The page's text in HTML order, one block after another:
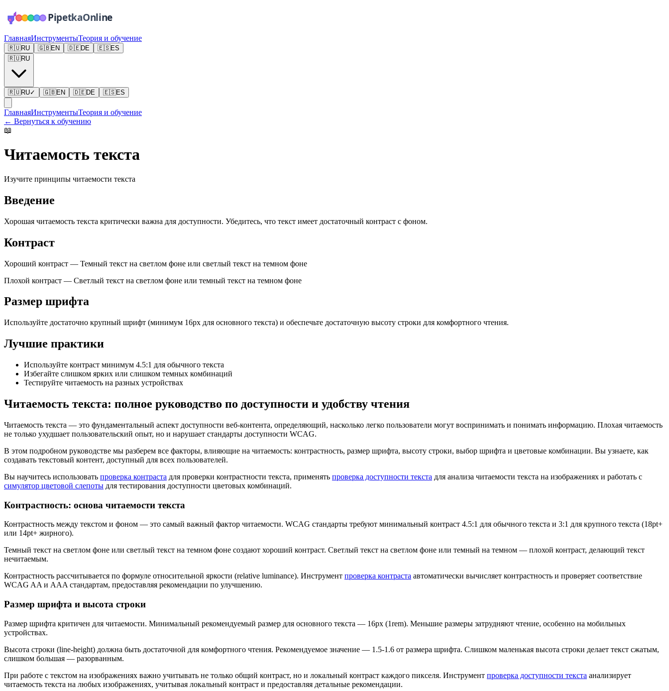
ГлавнаяИнструментыТеория и обучение
🇷🇺RU 🇬🇧EN 🇩🇪DE 🇪🇸ES
🇷🇺RU
🇷🇺RU✓ 🇬🇧EN 🇩🇪DE 🇪🇸ES
ГлавнаяИнструментыТеория и обучение
← Вернуться к обучению
📖
Читаемость текста
Изучите принципы читаемости текста
Введение
Хорошая читаемость текста критически важна для доступности. Убедитесь, что текст имеет достаточный контраст с фоном.
Контраст
Хороший контраст — Темный текст на светлом фоне или светлый текст на темном фоне
Плохой контраст — Светлый текст на светлом фоне или темный текст на темном фоне
Размер шрифта
Используйте достаточно крупный шрифт (минимум 16px для основного текста) и обеспечьте достаточную высоту строки для комфортного чтения.
Лучшие практики
Используйте контраст минимум 4.5:1 для обычного текста
Избегайте слишком ярких или слишком темных комбинаций
Тестируйте читаемость на разных устройствах
Читаемость текста: полное руководство по доступности и удобству чтения
Читаемость текста — это фундаментальный аспект доступности веб-контента, определяющий, насколько легко пользователи могут воспринимать и понимать информацию. Плохая читаемость
не только ухудшает пользовательский опыт, но и нарушает стандарты доступности WCAG.
В этом подробном руководстве мы разберем все факторы, влияющие на читаемость: контрастность, размер шрифта, высоту строки, выбор шрифта и цветовые комбинации. Вы узнаете, как
создавать текстовый контент, доступный для всех пользователей.
Вы научитесь использовать проверка контраста для проверки контрастности текста, применять проверка доступности текста для анализа читаемости текста на изображениях и работать с
симулятор цветовой слепоты для тестирования доступности цветовых комбинаций.
Контрастность: основа читаемости текста
Контрастность между текстом и фоном — это самый важный фактор читаемости. WCAG стандарты требуют минимальный контраст 4.5:1 для обычного текста и 3:1 для крупного текста (18pt+
или 14pt+ жирного).
Темный текст на светлом фоне или светлый текст на темном фоне создают хороший контраст. Светлый текст на светлом фоне или темный на темном — плохой контраст, делающий текст
нечитаемым.
Контрастность рассчитывается по формуле относительной яркости (relative luminance). Инструмент проверка контраста автоматически вычисляет контрастность и проверяет соответствие
WCAG AA и AAA стандартам, предоставляя рекомендации по улучшению.
Размер шрифта и высота строки
Размер шрифта критичен для читаемости. Минимальный рекомендуемый размер для основного текста — 16px (1rem). Меньшие размеры затрудняют чтение, особенно на мобильных
устройствах.
Высота строки (line-height) должна быть достаточной для комфортного чтения. Рекомендуемое значение — 1.5-1.6 от размера шрифта. Слишком маленькая высота строки делает текст сжатым,
слишком большая — разорванным.
При работе с текстом на изображениях важно учитывать не только общий контраст, но и локальный контраст каждого пикселя. Инструмент проверка доступности текста анализирует
читаемость текста на любых изображениях, учитывая локальный контраст и предоставляя детальные рекомендации.